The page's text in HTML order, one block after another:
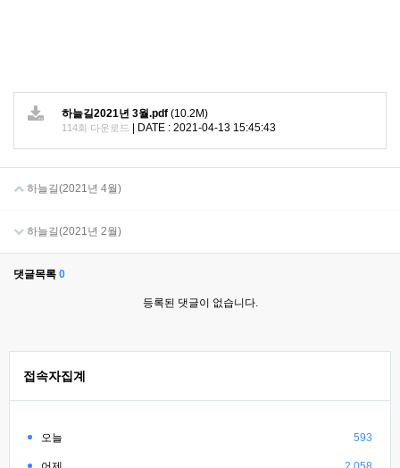
하늘길2021년 3월.pdf (10.2M)
114회 다운로드 DATE : 2021-04-13 15:45:43
하늘길(2021년 4월)
하늘길(2021년 2월)
댓글목록 0
등록된 댓글이 없습니다.
접속자집계
오늘 593